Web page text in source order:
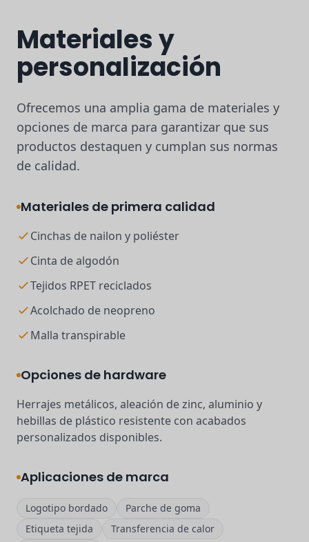
Materiales y
personalización
Ofrecemos una amplia gama de materiales y
opciones de marca para garantizar que sus
productos destaquen y cumplan sus normas
de calidad.
Materiales de primera calidad
Cinchas de nailon y poliéster
Cinta de algodón
Tejidos RPET reciclados
Acolchado de neopreno
Malla transpirable
Opciones de hardware
Herrajes metálicos, aleación de zinc, aluminio y
hebillas de plástico resistente con acabados
personalizados disponibles.
Aplicaciones de marca
Logotipo bordado
Parche de goma
Etiqueta tejida
Transferencia de calor